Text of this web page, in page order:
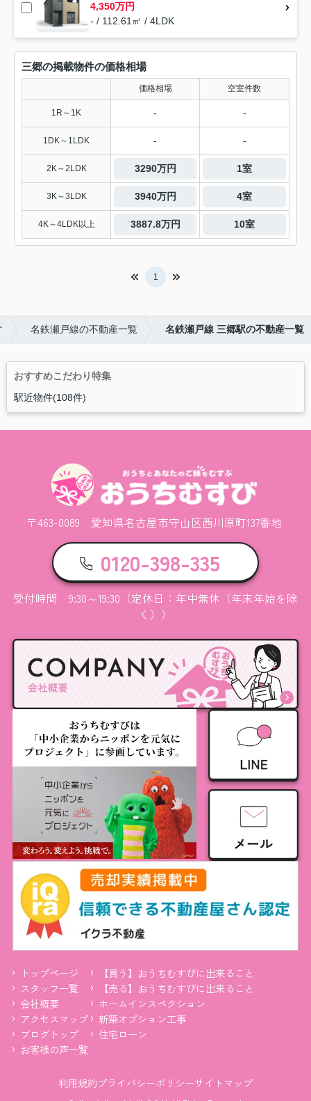
4,350万円
- / 112.61㎡ / 4LDK
三郷の掲載物件の価格相場
価格相場 空室件数
1R～1K - -
1DK～1LDK - -
2K～2LDK 3290万円 1室
3K～3LDK 3940万円 4室
4K～4LDK以上 3887.8万円 10室
1
名鉄瀬戸線の不動産一覧 名鉄瀬戸線 三郷駅の不動産一覧
おすすめこだわり特集
駅近物件(108件)
〒463-0089 愛知県名古屋市守山区西川原町137番地
0120-398-335
受付時間 9:30～19:30（定休日：年中無休（年末年始を除
く））
トップページ
【買う】おうちむすびに出来ること
スタッフ一覧
【売る】おうちむすびに出来ること
会社概要
ホームインスペクション
アクセスマップ
新築オプション工事
ブログトップ
住宅ローン
お客様の声一覧
利用規約プライバシーポリシーサイトマップ